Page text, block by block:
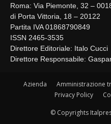
Roma: Via Piemonte, 32 –
di Porta Vittoria, 18 – 20122
Partita IVA 01868790849
ISSN 2465-3535
Direttore Editoriale: Italo Cucci
Direttore Responsabile:
Azienda Amministrazione
Privacy Policy
© Copyrights